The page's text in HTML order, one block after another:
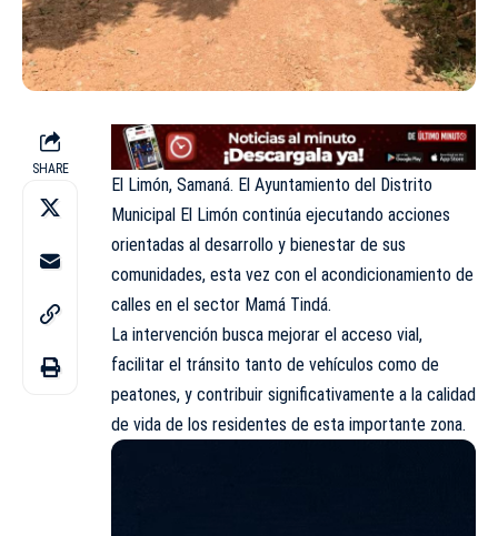
SHARE
El Limón, Samaná. El Ayuntamiento del Distrito
Municipal El Limón continúa ejecutando acciones
orientadas al desarrollo y bienestar de sus
comunidades, esta vez con el acondicionamiento de
calles en el sector Mamá Tindá.
La intervención busca mejorar el acceso vial,
facilitar el tránsito tanto de vehículos como de
peatones, y contribuir significativamente a la calidad
de vida de los residentes de esta importante zona.